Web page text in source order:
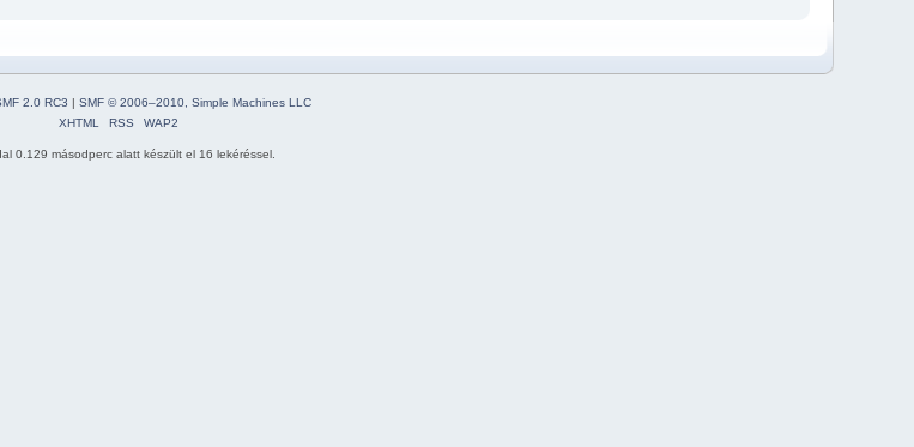
2.0 RC3 | SMF © 2006–2010, Simple Machines LLC
XHTML
RSS WAP2
0.129 másodperc alatt készült el 16 lekéréssel.